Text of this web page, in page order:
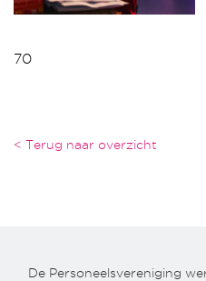
70
< Terug naar overzicht
De Personeelsvereniging